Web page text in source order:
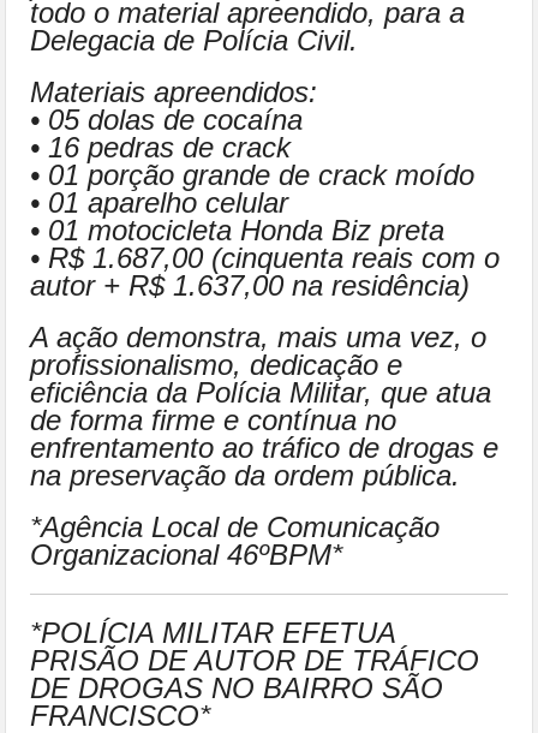
todo o material apreendido, para a
Delegacia de Polícia Civil.
Materiais apreendidos:
• 05 dolas de cocaína
• 16 pedras de crack
• 01 porção grande de crack moído
• 01 aparelho celular
• 01 motocicleta Honda Biz preta
• R$ 1.687,00 (cinquenta reais com o
autor + R$ 1.637,00 na residência)
A ação demonstra, mais uma vez, o
profissionalismo, dedicação e
eficiência da Polícia Militar, que atua
de forma firme e contínua no
enfrentamento ao tráfico de drogas e
na preservação da ordem pública.
*Agência Local de Comunicação
Organizacional 46ºBPM*
*POLÍCIA MILITAR EFETUA
PRISÃO DE AUTOR DE TRÁFICO
DE DROGAS NO BAIRRO SÃO
FRANCISCO*